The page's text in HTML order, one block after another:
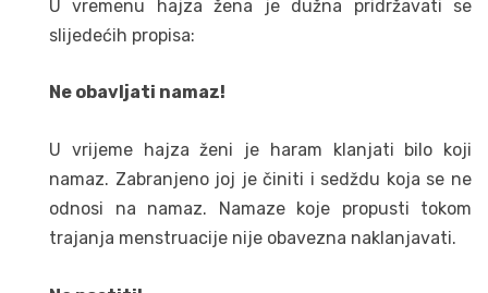
U vremenu hajza žena je dužna pridržavati se
slijedećih propisa:
Ne obavljati namaz!
U vrijeme hajza ženi je haram klanjati bilo koji
namaz. Zabranjeno joj je činiti i sedždu koja se ne
odnosi na namaz. Namaze koje propusti tokom
trajanja menstruacije nije obavezna naklanjavati.